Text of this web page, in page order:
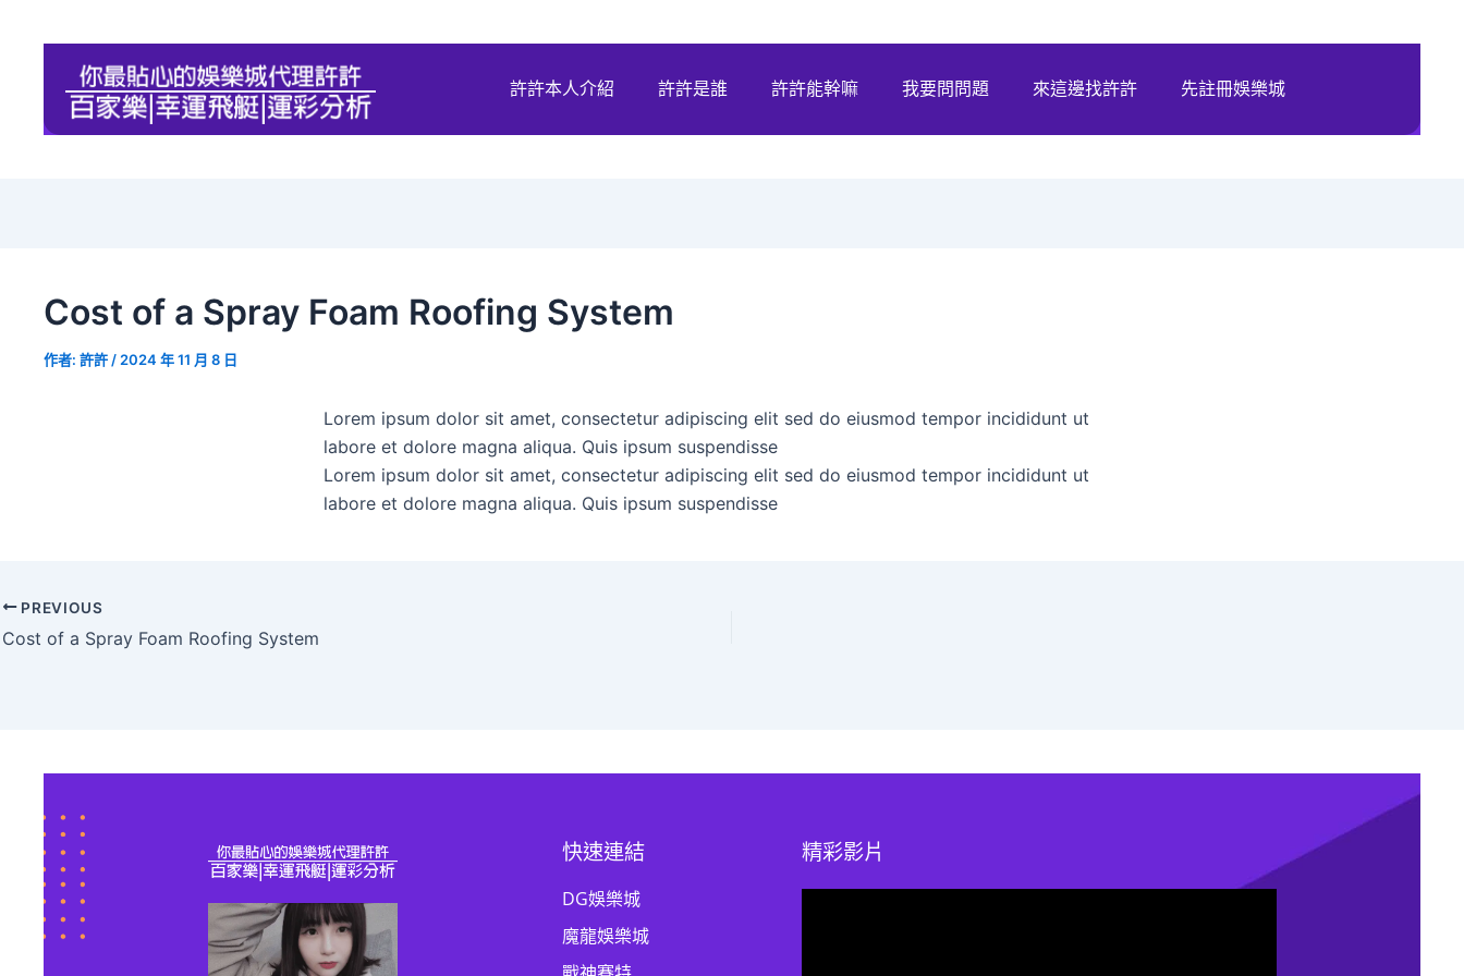
許許本人介紹 許許是誰 許許能幹嘛 我要問問題 來這邊找許許 先註冊娛樂城
Cost of a Spray Foam Roofing System
作者: 許許 / 2024 年 11 月 8 日
Lorem ipsum dolor sit amet, consectetur adipiscing elit sed do eiusmod tempor incididunt ut
labore et dolore magna aliqua. Quis ipsum suspendisse
Lorem ipsum dolor sit amet, consectetur adipiscing elit sed do eiusmod tempor incididunt ut
labore et dolore magna aliqua. Quis ipsum suspendisse
PREVIOUS
Cost of a Spray Foam Roofing System
快速連結
DG娛樂城
魔龍娛樂城
精彩影片